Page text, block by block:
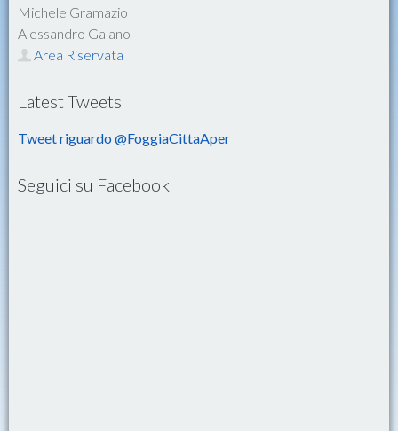
Michele Gramazio
Alessandro Galano
Area Riservata
Latest Tweets
Tweet riguardo @FoggiaCittaAper
Seguici su Facebook